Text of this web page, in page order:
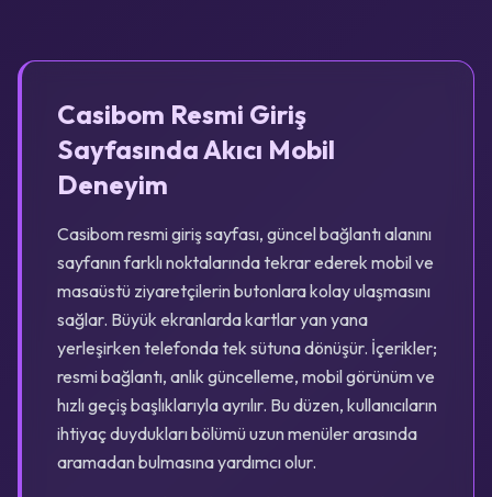
Casibom Resmi Giriş
Sayfasında Akıcı Mobil
Deneyim
Casibom resmi giriş sayfası, güncel bağlantı alanını
sayfanın farklı noktalarında tekrar ederek mobil ve
masaüstü ziyaretçilerin butonlara kolay ulaşmasını
sağlar. Büyük ekranlarda kartlar yan yana
yerleşirken telefonda tek sütuna dönüşür. İçerikler;
resmi bağlantı, anlık güncelleme, mobil görünüm ve
hızlı geçiş başlıklarıyla ayrılır. Bu düzen, kullanıcıların
ihtiyaç duydukları bölümü uzun menüler arasında
aramadan bulmasına yardımcı olur.